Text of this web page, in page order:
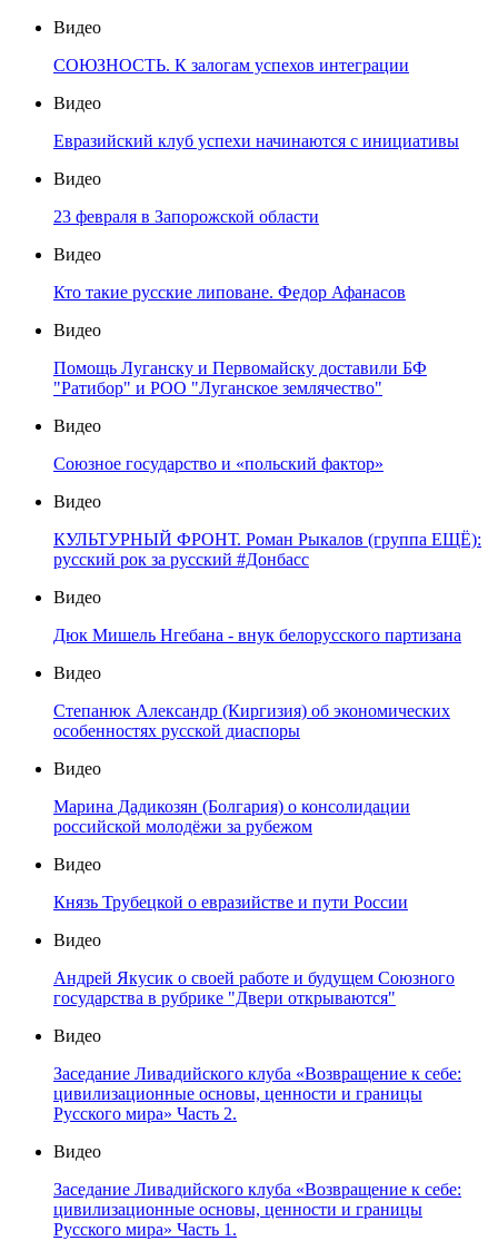
Видео
СОЮЗНОСТЬ. К залогам успехов интеграции
Видео
Евразийский клуб успехи начинаются с инициативы
Видео
23 февраля в Запорожской области
Видео
Кто такие русские липоване. Федор Афанасов
Видео
Помощь Луганску и Первомайску доставили БФ
"Ратибор" и РОО "Луганское землячество"
Видео
Союзное государство и «польский фактор»
Видео
КУЛЬТУРНЫЙ ФРОНТ. Роман Рыкалов (группа ЕЩЁ):
русский рок за русский #Донбасс
Видео
Дюк Мишель Нгебана - внук белорусского партизана
Видео
Степанюк Александр (Киргизия) об экономических
особенностях русской диаспоры
Видео
Марина Дадикозян (Болгария) о консолидации
российской молодёжи за рубежом
Видео
Князь Трубецкой о евразийстве и пути России
Видео
Андрей Якусик о своей работе и будущем Союзного
государства в рубрике "Двери открываются"
Видео
Заседание Ливадийского клуба «Возвращение к себе:
цивилизационные основы, ценности и границы
Русского мира» Часть 2.
Видео
Заседание Ливадийского клуба «Возвращение к себе:
цивилизационные основы, ценности и границы
Русского мира» Часть 1.